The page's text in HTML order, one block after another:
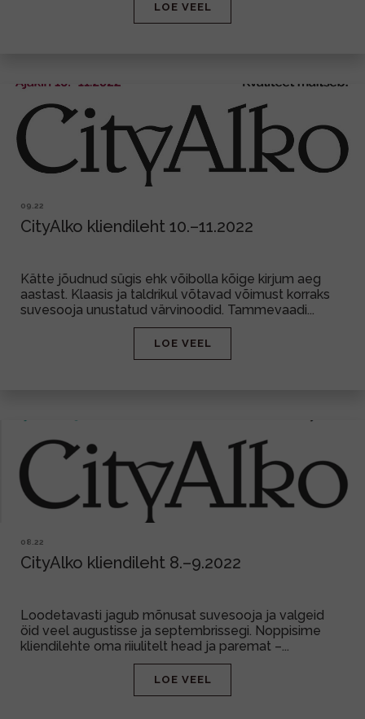
LOE VEEL
09.22
CityAlko kliendileht 10.–11.2022
Kätte jõudnud sügis ehk võibolla kõige kirjum aeg
aastast. Klaasis ja taldrikul võtavad võimust korraks
suvesooja unustatud värvinoodid. Tammevaadi...
LOE VEEL
08.22
CityAlko kliendileht 8.–9.2022
Loodetavasti jagub mõnusat suvesooja ja valgeid
öid veel augustisse ja septembrissegi. Noppisime
kliendilehte oma riiulitelt head ja paremat –...
LOE VEEL